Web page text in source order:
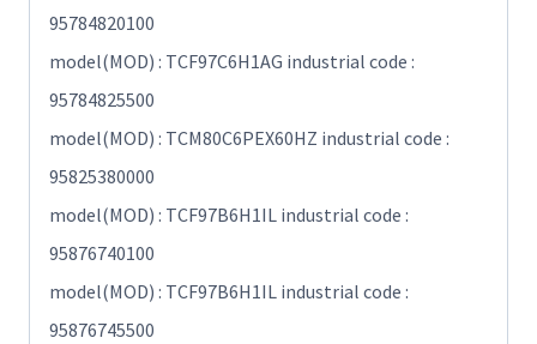
95784820100
model(MOD) : TCF97C6H1AG industrial code :
95784825500
model(MOD) : TCM80C6PEX60HZ industrial code :
95825380000
model(MOD) : TCF97B6H1IL industrial code :
95876740100
model(MOD) : TCF97B6H1IL industrial code :
95876745500